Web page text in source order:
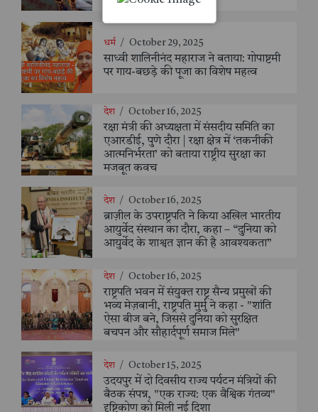
धर्म / October 29, 2025
साध्वी शालिनीनंद महाराज ने बताया: गोपाष्टमी
पर गाय-बछड़े की पूजा का विशेष महत्व
देश / October 16, 2025
रक्षा मंत्री की अध्यक्षता में संसदीय समिति का
एआरडीई, पुणे दौरा | रक्षा क्षेत्र में ‘तकनीकी
आत्मनिर्भरता’ को बताया राष्ट्रीय सुरक्षा का
मजबूत कवच
देश / October 16, 2025
ब्राज़ील के उपराष्ट्रपति ने किया अखिल भारतीय
आयुर्वेद संस्थान का दौरा, कहा – “दुनिया को
आयुर्वेद के शाश्वत ज्ञान की है आवश्यकता”
देश / October 16, 2025
राष्ट्रपति भवन में संयुक्त राष्ट्र सैन्य प्रमुखों की
भव्य मेज़बानी, राष्ट्रपति मुर्मु ने कहा - "शांति
ऐसा बीज बने, जिससे दुनिया को सुरक्षित
बचपन और सौहार्दपूर्ण समाज मिले"
देश / October 15, 2025
उदयपुर में दो दिवसीय राज्य पर्यटन मंत्रियों की
बैठक संपन्न, "एक राज्य: एक वैश्विक गंतव्य"
दृष्टिकोण को मिली नई दिशा